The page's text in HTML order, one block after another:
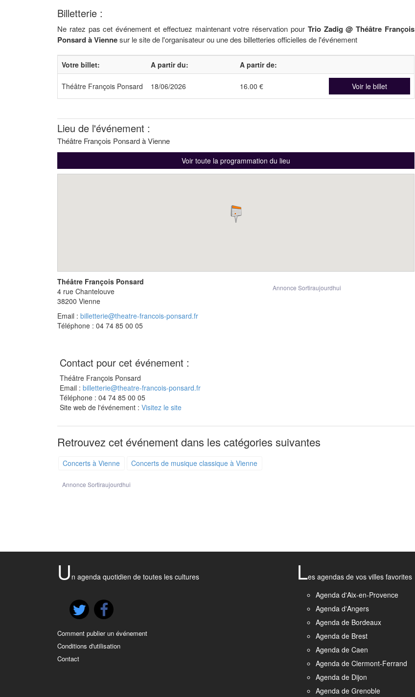
Billetterie :
Ne ratez pas cet événement et effectuez maintenant votre réservation pour Trio Zadig @ Théâtre François
Ponsard à Viennesur le site de l'organisateur ou une des billetteries officielles de l'événement
Votre billet: A partir du: A partir de:
Théâtre François Ponsard 18/06/2026 16.00 € Voir le billet
Lieu de l'événement :
Théâtre François Ponsard à Vienne
Voir toute la programmation du lieu
Annonce Sortiraujourdhui
Théâtre François Ponsard
4 rue Chantelouve
38200 Vienne
Email : billetterie@theatre-francois-ponsard.fr
Téléphone : 04 74 85 00 05
Contact pour cet événement :
Théâtre François Ponsard
Email : billetterie@theatre-francois-ponsard.fr
Téléphone : 04 74 85 00 05
Site web de l'événement : Visitez le site
Retrouvez cet événement dans les catégories suivantes
Concerts à Vienne Concerts de musique classique à Vienne
Annonce Sortiraujourdhui
U n agenda quotidien de toutes les cultures
Comment publier un événement
Conditions d'utilisation
Contact
Les agendas de vos villes favorites
Agenda d'Aix-en-Provence
Agenda d'Angers
Agenda de Bordeaux
Agenda de Brest
Agenda de Caen
Agenda de Clermont-Ferrand
Agenda de Dijon
Agenda de Grenoble